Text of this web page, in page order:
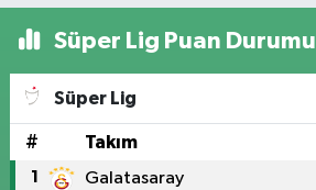
Süper Lig Puan Durumu
Süper Lig
# Takım
1 Galatasaray